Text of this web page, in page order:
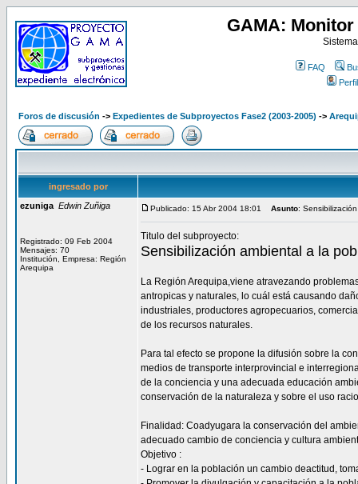
GAMA:
FAQ
Perfil
Foros de discusión -> Expedientes de Subproyectos Fase2 (2003-2005) ->
ingresado por
ezuniga Edwin Zuñiga
Registrado: 09 Feb 2004
Mensajes: 70
Institución, Empresa: Región
Arequipa
Publicado: 15 Abr 2004 18:01 Asunto:
Titulo del subproyecto:
Sensibilización ambiental a la
La Región Arequipa,viene atravezando
antropicas y naturales, lo cuál está causando
industriales, productores agropecuarios,
de los recursos naturales.
Para tal efecto se propone la difusión sobre la
medios de transporte interprovincial e
de la conciencia y una adecuada educación
conservación de la naturaleza y sobre el uso
Finalidad: Coadyugara la conservación del
adecuado cambio de conciencia y cultura
Objetivo :
- Lograr en la población un cambio deactitud,